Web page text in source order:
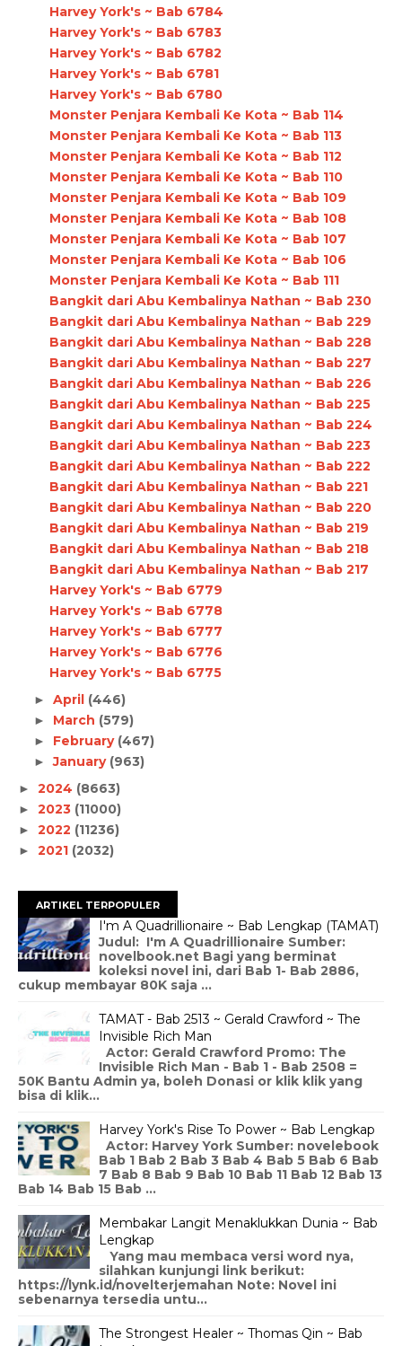
Harvey York's ~ Bab 6784
Harvey York's ~ Bab 6783
Harvey York's ~ Bab 6782
Harvey York's ~ Bab 6781
Harvey York's ~ Bab 6780
Monster Penjara Kembali Ke Kota ~ Bab 114
Monster Penjara Kembali Ke Kota ~ Bab 113
Monster Penjara Kembali Ke Kota ~ Bab 112
Monster Penjara Kembali Ke Kota ~ Bab 110
Monster Penjara Kembali Ke Kota ~ Bab 109
Monster Penjara Kembali Ke Kota ~ Bab 108
Monster Penjara Kembali Ke Kota ~ Bab 107
Monster Penjara Kembali Ke Kota ~ Bab 106
Monster Penjara Kembali Ke Kota ~ Bab 111
Bangkit dari Abu Kembalinya Nathan ~ Bab 230
Bangkit dari Abu Kembalinya Nathan ~ Bab 229
Bangkit dari Abu Kembalinya Nathan ~ Bab 228
Bangkit dari Abu Kembalinya Nathan ~ Bab 227
Bangkit dari Abu Kembalinya Nathan ~ Bab 226
Bangkit dari Abu Kembalinya Nathan ~ Bab 225
Bangkit dari Abu Kembalinya Nathan ~ Bab 224
Bangkit dari Abu Kembalinya Nathan ~ Bab 223
Bangkit dari Abu Kembalinya Nathan ~ Bab 222
Bangkit dari Abu Kembalinya Nathan ~ Bab 221
Bangkit dari Abu Kembalinya Nathan ~ Bab 220
Bangkit dari Abu Kembalinya Nathan ~ Bab 219
Bangkit dari Abu Kembalinya Nathan ~ Bab 218
Bangkit dari Abu Kembalinya Nathan ~ Bab 217
Harvey York's ~ Bab 6779
Harvey York's ~ Bab 6778
Harvey York's ~ Bab 6777
Harvey York's ~ Bab 6776
Harvey York's ~ Bab 6775
► April (446)
► March (579)
► February (467)
►January (963)
► 2024 (8663)
► 2023 (11000)
► 2022 (11236)
► 2021 (2032)
ARTIKEL TERPOPULER
I'm A Quadrillionaire ~ Bab Lengkap (TAMAT)
Judul: I'm A Quadrillionaire Sumber:
novelbook.net Bagi yang berminat
koleksi novel ini, dari Bab 1- Bab 2886,
cukup membayar 80K saja ...
TAMAT - Bab 2513 ~ Gerald Crawford ~ The
Invisible Rich Man
Actor: Gerald Crawford Promo: The
Invisible Rich Man - Bab 1 - Bab 2508 =
50K Bantu Admin ya, boleh Donasi or klik klik yang
bisa di klik...
Harvey York's Rise To Power ~ Bab Lengkap
Actor: Harvey York Sumber: novelebook
Bab 1 Bab 2 Bab 3 Bab 4 Bab 5 Bab 6 Bab
7 Bab 8 Bab 9 Bab 10 Bab 11 Bab 12 Bab 13
Bab 14 Bab 15 Bab ...
Membakar Langit Menaklukkan Dunia ~ Bab
Lengkap
Yang mau membaca versi word nya,
silahkan kunjungi link berikut:
https://lynk.id/novelterjemahan Note: Novel ini
sebenarnya tersedia untu...
The Strongest Healer ~ Thomas Qin ~ Bab